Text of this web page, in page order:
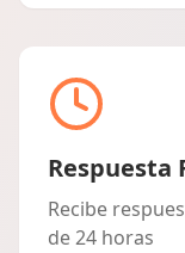
Respuesta
Recibe
de 24 horas